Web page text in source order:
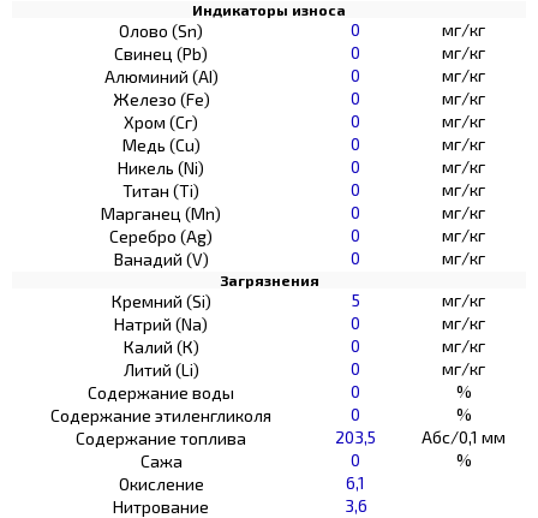
Индикаторы износа
Олово (Sn) 0
мг/кг
Свинец (Pb)
0
мг/кг
Алюминий (AI)
0
мг/кг
Железо (Fe)
0
мг/кг
Хром (Сг)
0
мг/кг
Медь (Cu)
0
мг/кг
Никель (Ni)
0
мг/кг
Титан (Ti)
0
мг/кг
Марганец (Mn)
0
мг/кг
Серебро (Ag)
0
мг/кг
Ванадий (V)
0 мг/кг
Загрязнения
Кремний (Si) 5
мг/кг
Натрий (Na)
0
мг/кг
Калий (К)
0
мг/кг
Литий (Li)
0
мг/кг
Содержание воды
0
%
Содержание этиленгликоля
0
%
Содержание топлива
203,5
Абс/0,1 мм
Сажа
0
%
Окисление
6,1
Нитрование
3,6